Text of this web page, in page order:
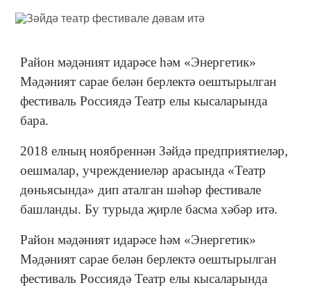
Район мәдәният идарәсе һәм «Энергетик»
Мәдәният сарае белән берлектә оештырылган
фестиваль Россиядә Театр елы кысаларында
бара.
2018 елның ноябреннән Зәйдә предприятиеләр,
оешмалар, учреждениеләр арасында «Театр
дөньясында» дип аталган шәһәр фестивале
башланды. Бу турыда җирле басма хәбәр итә.
Район мәдәният идарәсе һәм «Энергетик»
Мәдәният сарае белән берлектә оештырылган
фестиваль Россиядә Театр елы кысаларында